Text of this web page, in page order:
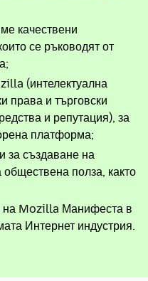
качествени
се ръководят от
(интелектуална
права и търговски
и репутация), за
платформа;
за създаване на
обществена полза, както
на Mozilla Манифеста в
Интернет индустрия.